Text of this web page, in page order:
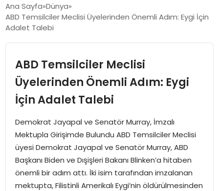
GÜNDEM
İDEAL YAŞAM
İDEAL SPOR
YAŞAM
MAGAZIN
SAĞLIK
Ana Sayfa Dünya
ABD Temsilciler Meclisi Üyelerinden Önemli Adım: Eygi İçin
Adalet Talebi
ABD Temsilciler Meclisi
Üyelerinden Önemli Adım: Eygi
İçin Adalet Talebi
Demokrat Jayapal ve Senatör Murray, İmzalı
Mektupla Girişimde Bulundu ABD Temsilciler Meclisi
üyesi Demokrat Jayapal ve Senatör Murray, ABD
Başkanı Biden ve Dışişleri Bakanı Blinken’a hitaben
önemli bir adım attı. İki isim tarafından imzalanan
mektupta, Filistinli Amerikalı Eygi’nin öldürülmesinden